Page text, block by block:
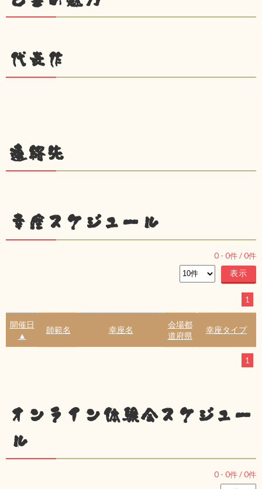
代表作
連絡先
幸座スケジュール
0 - 0件 /0件
1
開催日
▲
師範名 幸座名
会場都
道府県
幸座タイプ
1
オンライン体験会スケジュー
ル
0 - 0件 /0件